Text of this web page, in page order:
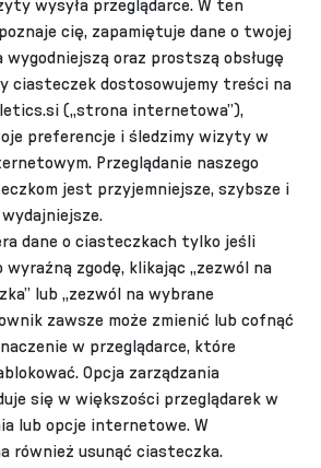
wysyła przeglądarce. W ten
cię, zapamiętuje dane o twojej
oraz prostszą obsługę
ciasteczek dostosowujemy treści na
(„strona internetowa”),
preferencje i śledzimy wizyty w
Przeglądanie naszego
jest przyjemniejsze, szybsze i
dane o ciasteczkach tylko jeśli
zgodę, klikając „zezwól na
lub „zezwól na wybrane
zawsze może zmienić lub cofnąć
w przeglądarce, które
Opcja zarządzania
się w większości przeglądarek w
lub opcje internetowe. W
również usunąć ciasteczka.